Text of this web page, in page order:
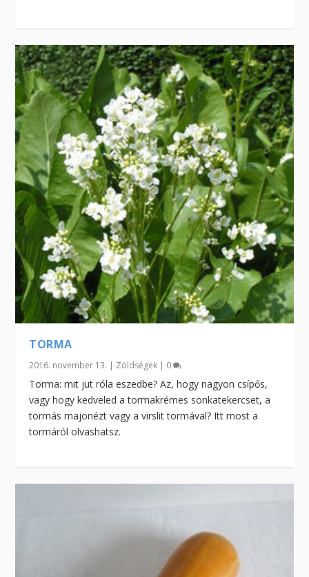
TORMA
2016. november 13. | Zöldségek | 0
Torma: mit jut róla eszedbe? Az, hogy nagyon csípős,
vagy hogy kedveled a tormakrémes sonkatekercset, a
tormás majonézt vagy a virslit tormával? Itt most a
tormáról olvashatsz.